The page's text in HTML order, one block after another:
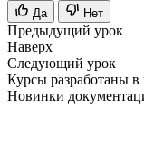
Да Нет
Предыдущий урок
Наверх
Следующий урок
Курсы разработаны
Новинки